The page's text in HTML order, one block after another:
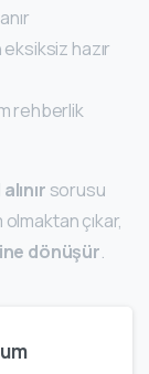
hazır
rehberlik
sorusu
çıkar,
dönüşür.